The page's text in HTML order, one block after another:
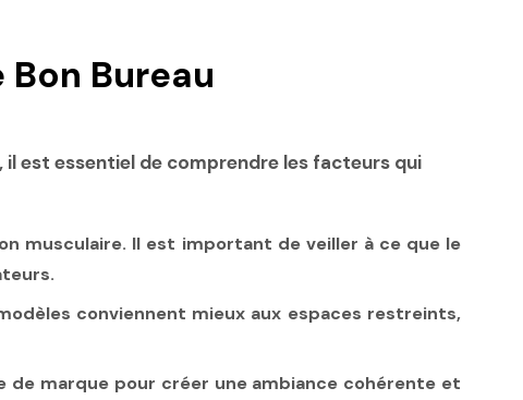
Bureau
est essentiel de comprendre les facteurs qui
musculaire. Il est important de veiller à ce que le
conviennent mieux aux espaces restreints,
marque pour créer une ambiance cohérente et